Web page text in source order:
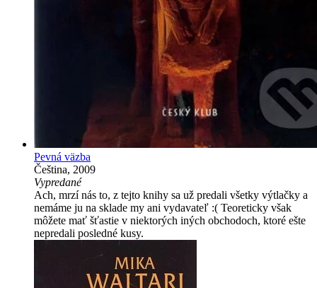
Pevná väzba
Čeština, 2009
Vypredané
Ach, mrzí nás to, z tejto knihy sa už predali všetky výtlačky a
nemáme ju na sklade my ani vydavateľ :( Teoreticky však
môžete mať šťastie v niektorých iných obchodoch, ktoré ešte
nepredali posledné kusy.